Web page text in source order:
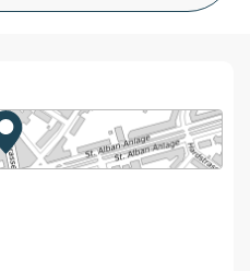
Zur Karte von MapBS.
Externer Link, wird in einem